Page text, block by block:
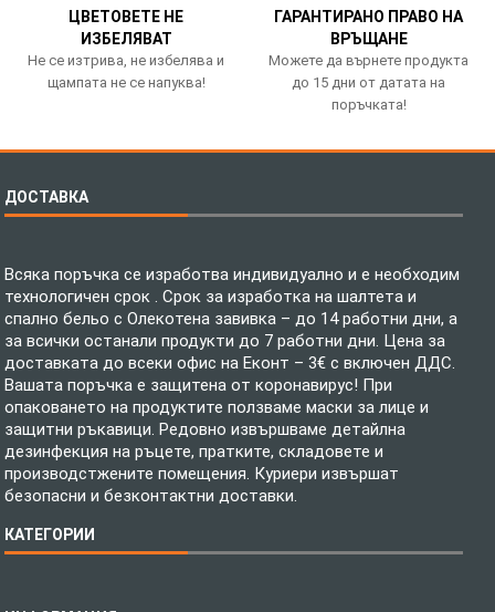
ЦВЕТОВЕТЕ НЕ
ИЗБЕЛЯВАТ
Не се изтрива, не избелява и
щампата не се напуква!
ГАРАНТИРАНО ПРАВО НА
ВРЪЩАНЕ
Можете да върнете продукта
до 15 дни от датата на
поръчката!
ДОСТАВКА
Всяка поръчка се изработва индивидуално и е необходим
технологичен срок . Срок за изработка на шалтета и
спално бельо с Олекотена завивка – до 14 работни дни, а
за всички останали продукти до 7 работни дни. Цена за
доставката до всеки офис на Еконт – 3€ с включен ДДС.
Вашата поръчка е защитена от коронавирус! При
опаковането на продуктите ползваме маски за лице и
защитни ръкавици. Редовно извършваме детайлна
дезинфекция на ръцете, пратките, складовете и
производстжените помещения. Куриери извършат
безопасни и безконтактни доставки.
КАТЕГОРИИ